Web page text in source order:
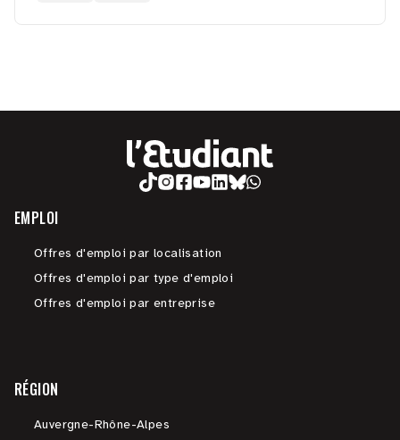
EMPLOI
Offres d'emploi par localisation
Offres d'emploi par type d'emploi
Offres d'emploi par entreprise
RÉGION
Auvergne-Rhône-Alpes